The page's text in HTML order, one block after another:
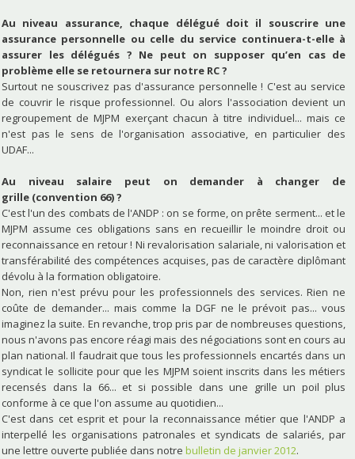
Au niveau assurance, chaque délégué doit il souscrire une
assurance personnelle ou celle du service continuera-t-elle à
assurer les délégués ? Ne peut on supposer qu’en cas de
problème elle se retournera sur notre RC ?
Surtout ne souscrivez pas d'assurance personnelle ! C'est au service
de couvrir le risque professionnel. Ou alors l'association devient un
regroupement de MJPM exerçant chacun à titre individuel... mais ce
n'est pas le sens de l'organisation associative, en particulier des
UDAF...
Au niveau salaire peut on demander à changer de
grille (convention 66) ?
C'est l'un des combats de l'ANDP : on se forme, on prête serment... et le
MJPM assume ces obligations sans en recueillir le moindre droit ou
reconnaissance en retour ! Ni revalorisation salariale, ni valorisation et
transférabilité des compétences acquises, pas de caractère diplômant
dévolu à la formation obligatoire.
Non, rien n'est prévu pour les professionnels des services. Rien ne
coûte de demander... mais comme la DGF ne le prévoit pas... vous
imaginez la suite. En revanche, trop pris par de nombreuses questions,
nous n'avons pas encore réagi mais des négociations sont en cours au
plan national. Il faudrait que tous les professionnels encartés dans un
syndicat le sollicite pour que les MJPM soient inscrits dans les métiers
recensés dans la 66... et si possible dans une grille un poil plus
conforme à ce que l'on assume au quotidien...
C'est dans cet esprit et pour la reconnaissance métier que l'ANDP a
interpellé les organisations patronales et syndicats de salariés, par
une lettre ouverte publiée dans notre bulletin de janvier 2012.